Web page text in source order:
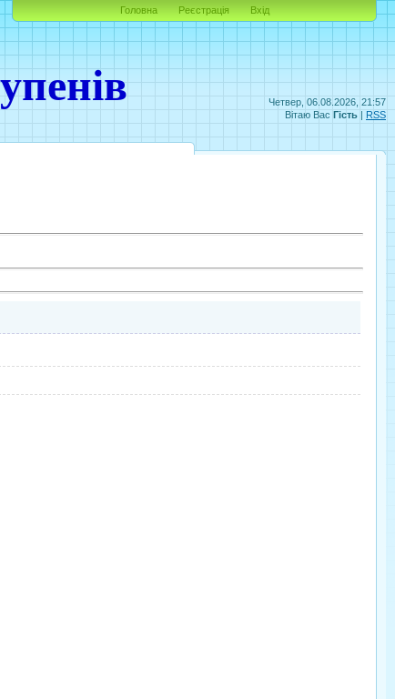
Четвер, 06.08.2026, 21:57
Вітаю Вас Гість | RSS
Головна Реєстрація Вхід